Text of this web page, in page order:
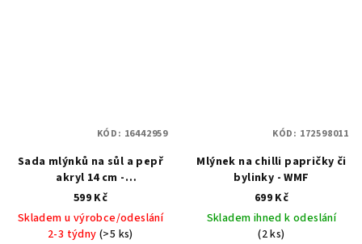
Sada mlýnků na sůl a pepř
akryl 14 cm -
Maxwell&Williams
599 Kč
Skladem u výrobce/odeslání
2-3 týdny(>5 ks)
KÓD: 16442959
Mlýnek na chilli papričky či
bylinky - WMF
699 Kč
Skladem ihned k odeslání
(2 ks)
KÓD: 172598011